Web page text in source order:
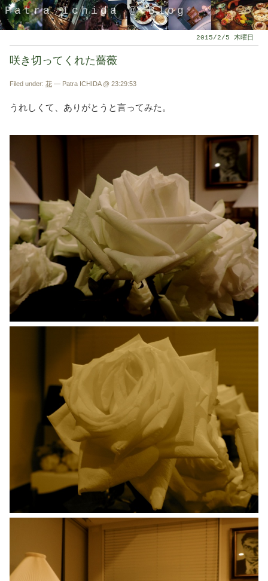
Patra Ichida @ Blog
引退したスタイリストの隠居ブログ
2015/2/5 木曜日
咲き切ってくれた薔薇
Filed under: 花 — Patra ICHIDA @ 23:29:53
うれしくて、ありがとうと言ってみた。